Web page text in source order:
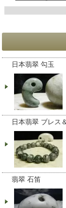
日本翡翠 勾玉
日本翡翠 ブレス
翡翠 石笛